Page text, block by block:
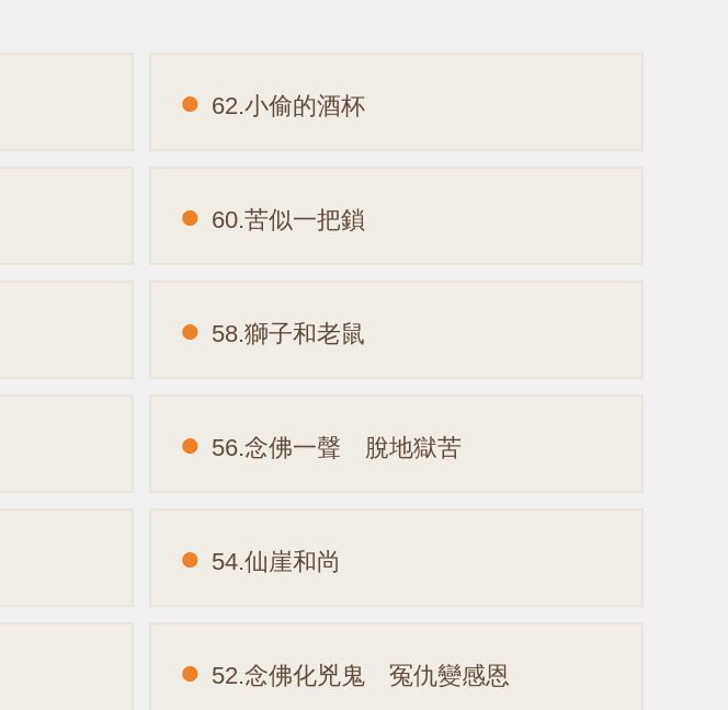
62.小偷的酒杯
60.苦似一把鎖
58.獅子和老鼠
56.念佛一聲 脫地獄苦
54.仙崖和尚
52.念佛化兇鬼 冤仇變感恩